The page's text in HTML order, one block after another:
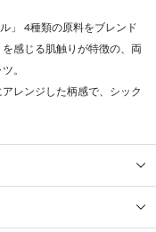
」 4種類の原料をブレンド
感じる肌触りが特徴の、両
。
レンジした柄感で、シック